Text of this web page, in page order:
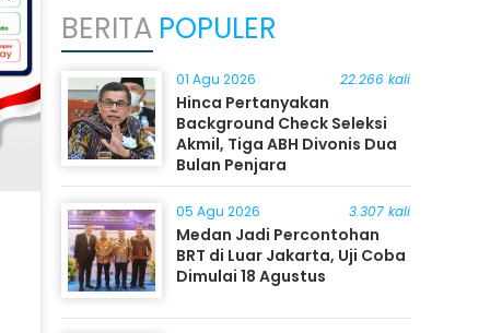
BERITA POPULER
01 Agu 2026 22.266 kali
Hinca Pertanyakan
Background Check Seleksi
Akmil, Tiga ABH Divonis Dua
Bulan Penjara
05 Agu 2026 3.307 kali
Medan Jadi Percontohan
BRT di Luar Jakarta, Uji Coba
Dimulai 18 Agustus